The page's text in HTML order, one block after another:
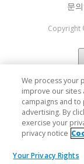
문
Copyright
We process your
improve our sites
campaigns and
advertising. By
exercise your
privacy notice
Your Privacy Rights